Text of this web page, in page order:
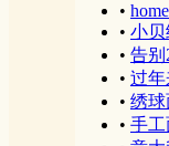
•
• 小
• 告别
• 过
• 绣
• 手